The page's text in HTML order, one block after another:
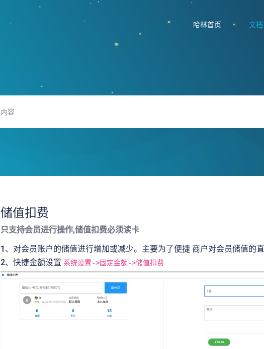
哈林首页 文
储值扣费
只支持会员进行操作,储值扣费必须读卡
1、对会员账户的储值进行增加或减少。主要为了便捷 商户对会员储值的直
2、快捷金额设置 系统设置->固定金额->储值扣费